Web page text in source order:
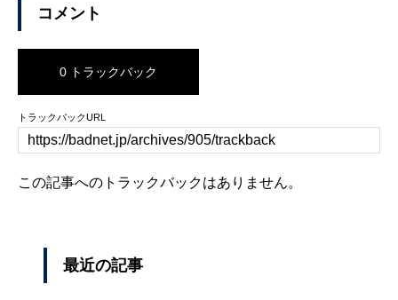
コメント
0 トラックバック
トラックバックURL
この記事へのトラックバックはありません。
最近の記事